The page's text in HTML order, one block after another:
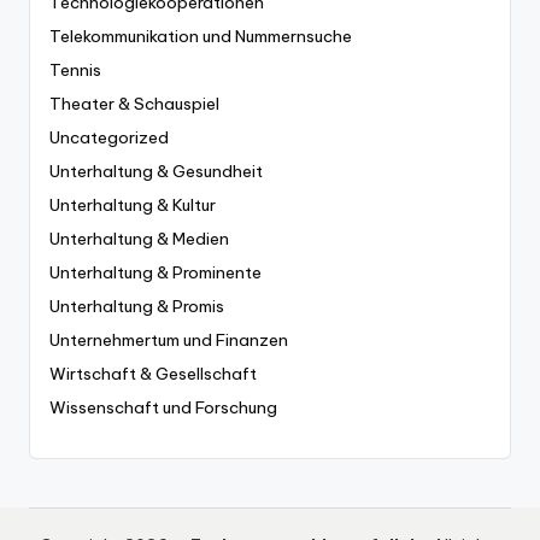
Telekommunikation und Nummernsuche
Tennis
Theater & Schauspiel
Uncategorized
Unterhaltung & Gesundheit
Unterhaltung & Kultur
Unterhaltung & Medien
Unterhaltung & Prominente
Unterhaltung & Promis
Unternehmertum und Finanzen
Wirtschaft & Gesellschaft
Wissenschaft und Forschung